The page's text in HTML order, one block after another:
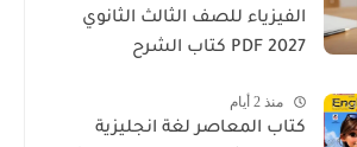
الفيزياء للصف الثالث الثانوي
2027 PDF كتاب الشرح
منذ 2 أيام
كتاب المعاصر لغة انجليزية